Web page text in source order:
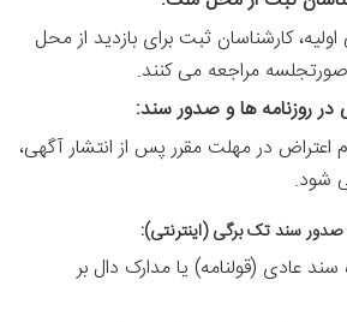
کارشناسان ثبت برای بازدید از محل
مراجعه می کنند.
در مهلت مقرر پس از انتشار آگهی،
شود.
سند تک برگی (اینترنتی):
عادی (قولنامه) یا مدارک دال بر